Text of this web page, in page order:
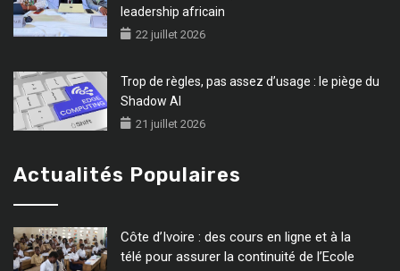
leadership africain
22 juillet 2026
Trop de règles, pas assez d’usage : le piège du
Shadow AI
21 juillet 2026
Actualités Populaires
Côte d’Ivoire : des cours en ligne et à la
télé pour assurer la continuité de l’Ecole